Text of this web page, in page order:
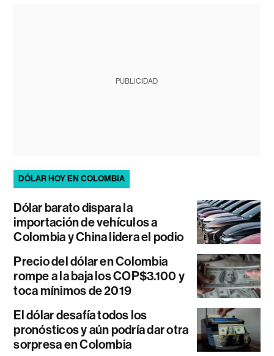
PUBLICIDAD
DÓLAR HOY EN COLOMBIA
Dólar barato dispara la
importación de vehículos a
Colombia y China lidera el podio
Precio del dólar en Colombia
rompe a la baja los COP$3.100 y
toca mínimos de 2019
El dólar desafía todos los
pronósticos y aún podría dar otra
sorpresa en Colombia